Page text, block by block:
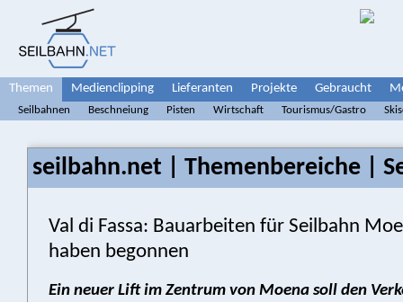
Themen Medienclipping Lieferanten Projekte Gebraucht
Seilbahnen Beschneiung Pisten Wirtschaft Tourismus/Gastro
seilbahn.net | Themenbereiche |
Val di Fassa: Bauarbeiten für Seilbahn
haben begonnen
Ein neuer Lift im Zentrum von Moena soll den